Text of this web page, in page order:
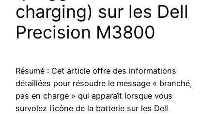
charging) sur les Dell
Precision M3800
Résumé : Cet article offre des informations
détaillées pour résoudre le message « branché,
pas en charge » qui apparaît lorsque vous
survolez l’icône de la batterie sur les Dell